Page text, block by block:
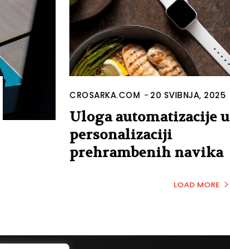
CROSARKA.COM -20 SVIBNJA, 2025
Uloga automatizacije u
personalizaciji
prehrambenih navika
LOAD MORE